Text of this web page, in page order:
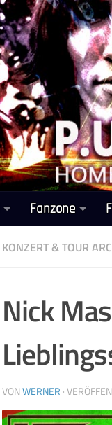
Fanzone
KONZERT & TOUR
Nick
VONWERNER ·